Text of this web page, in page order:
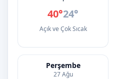
40°24°
Açık ve Çok Sıcak
Perşembe
27 Ağu